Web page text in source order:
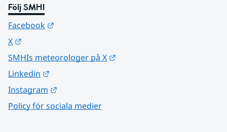
Följ SMHI
Facebook
X
SMHIs meteorologer på X
Linkedin
Instagram
Policy för sociala medier